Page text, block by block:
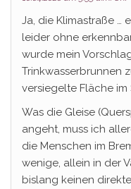
Ja, die Klimastraße …
leider ohne
wurde mein
Trinkwasserbrunnen
versiegelte Fläche im
Was die Gleise
angeht, muss ich
die Menschen im
wenige, allein in der
bislang keinen